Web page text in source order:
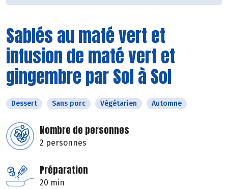
Sablés au maté vert et
infusion de maté vert et
gingembre par Sol à Sol
Dessert Sans porc Végétarien Automne
Nombre de personnes
2 personnes
Préparation
20 min